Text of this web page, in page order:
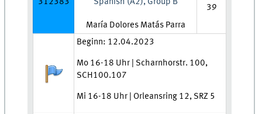
Lehrkraft:
María Dolores Matás Parra
39
Anmeldestatus:
Zeit und Ort:
Beginn: 12.04.2023
Mo 16-18 Uhr | Scharnhorstr. 100,
SCH100.107
Mi 16-18 Uhr | Orleansring 12, SRZ 5